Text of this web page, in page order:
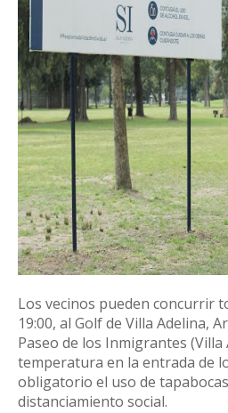
Los vecinos pueden concurrir
19:00, al Golf de Villa Adelina,
Paseo de los Inmigrantes (Villa
temperatura en la entrada de
obligatorio el uso de
distanciamiento social.